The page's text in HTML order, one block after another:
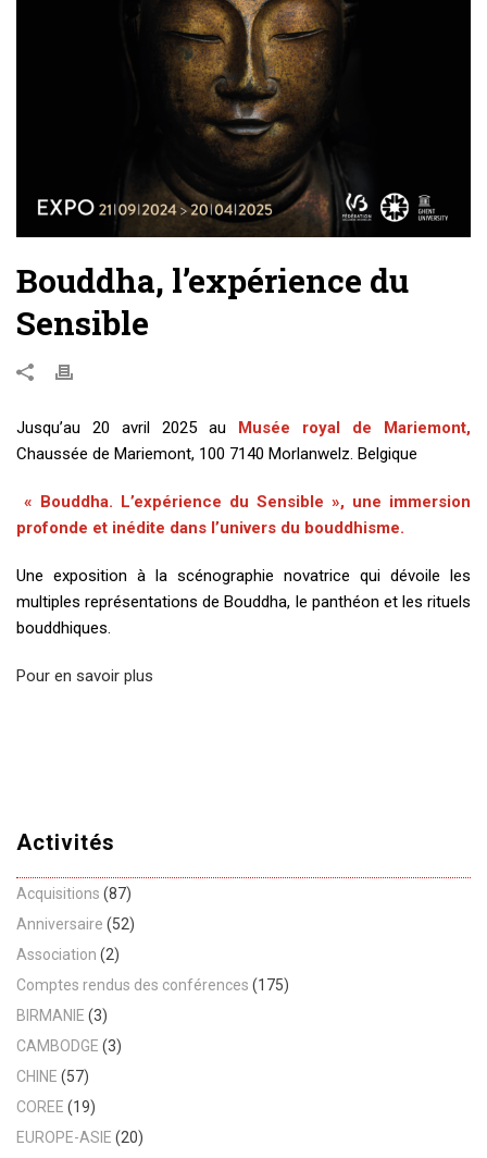
Bouddha, l’expérience du
Sensible
Jusqu’au 20 avril 2025 au Musée royal de Mariemont,
Chaussée de Mariemont, 100 7140 Morlanwelz. Belgique
« Bouddha. L’expérience du Sensible », une immersion
profonde et inédite dans l’univers du bouddhisme.
Une exposition à la scénographie novatrice qui dévoile les
multiples représentations de Bouddha, le panthéon et les rituels
bouddhiques.
Pour en savoir plus
Activités
Acquisitions (87)
Anniversaire (52)
Association (2)
Comptes rendus des conférences (175)
BIRMANIE (3)
CAMBODGE (3)
CHINE (57)
COREE (19)
EUROPE-ASIE (20)